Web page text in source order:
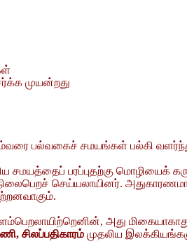
முயன்றது
பல்வகைச் சமயங்கள் பல்கி
பரப்புதற்கு மொழியைக்
செய்யலாயினர்.
அது
சிலப்பதிகாரம் முதலிய